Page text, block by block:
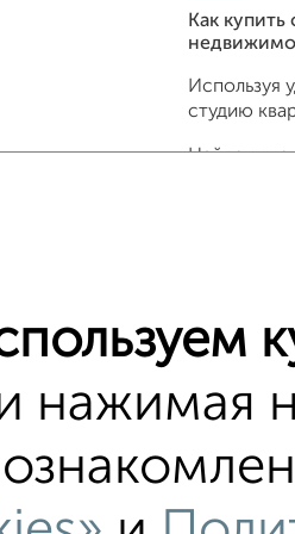
Как
Используя
студию
Найденные
Для
Сайт
Сколько
Цена
Средняя
нажимая